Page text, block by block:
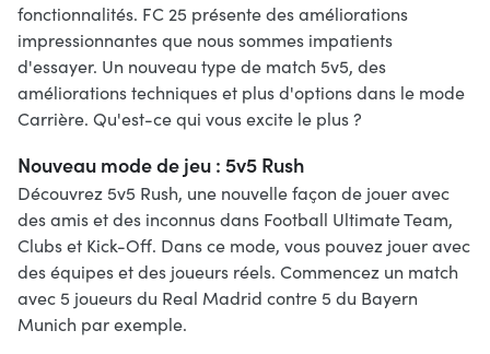
fonctionnalités. FC 25 présente des améliorations
impressionnantes que nous sommes impatients
d'essayer. Un nouveau type de match 5v5, des
améliorations techniques et plus d'options dans le mode
Carrière. Qu'est-ce qui vous excite le plus ?
Nouveau mode de jeu : 5v5 Rush
Découvrez 5v5 Rush, une nouvelle façon de jouer avec
des amis et des inconnus dans Football Ultimate Team,
Clubs et Kick-Off. Dans ce mode, vous pouvez jouer avec
des équipes et des joueurs réels. Commencez un match
avec 5 joueurs du Real Madrid contre 5 du Bayern
Munich par exemple.